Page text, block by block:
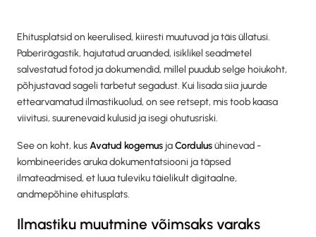
Ehitusplatsid on keerulised, kiiresti muutuvad ja täis üllatusi.
Paberirägastik, hajutatud aruanded, isiklikel seadmetel
salvestatud fotod ja dokumendid, millel puudub selge hoiukoht,
põhjustavad sageli tarbetut segadust. Kui lisada siia juurde
ettearvamatud ilmastikuolud, on see retsept, mis toob kaasa
viivitusi, suurenevaid kulusid ja isegi ohutusriski.
See on koht, kusAvatud kogemus jaCordulusühinevad -
kombineerides aruka dokumentatsiooni ja täpsed
ilmateadmised, et luua tuleviku täielikult digitaalne,
andmepõhine ehitusplats.
Ilmastiku muutmine võimsaks varaks